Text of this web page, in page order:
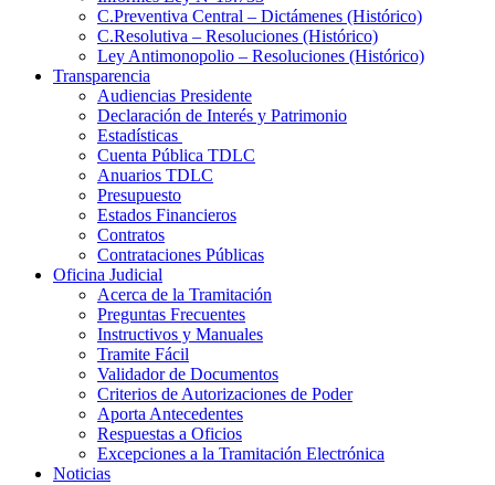
C.Preventiva Central – Dictámenes (Histórico)
C.Resolutiva – Resoluciones (Histórico)
Ley Antimonopolio – Resoluciones (Histórico)
Transparencia
Audiencias Presidente
Declaración de Interés y Patrimonio
Estadísticas
Cuenta Pública TDLC
Anuarios TDLC
Presupuesto
Estados Financieros
Contratos
Contrataciones Públicas
Oficina Judicial
Acerca de la Tramitación
Preguntas Frecuentes
Instructivos y Manuales
Tramite Fácil
Validador de Documentos
Criterios de Autorizaciones de Poder
Aporta Antecedentes
Respuestas a Oficios
Excepciones a la Tramitación Electrónica
Noticias